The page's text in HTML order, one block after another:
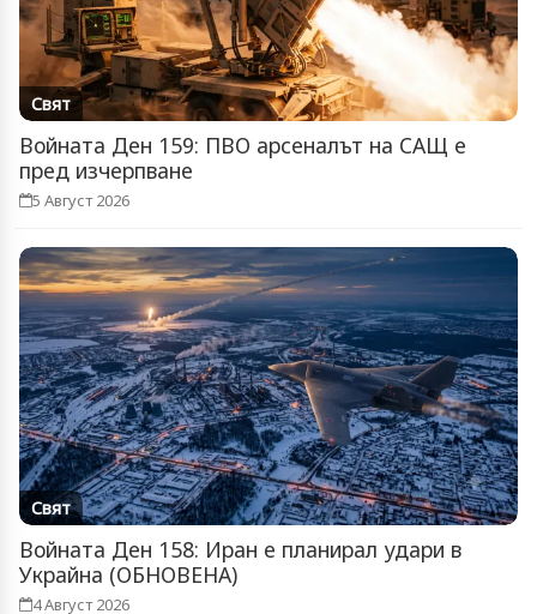
Свят
Войната Ден 159: ПВО арсеналът на САЩ е
пред изчерпване
5 Август 2026
Свят
Войната Ден 158: Иран е планирал удари в
Украйна (ОБНОВЕНА)
4 Август 2026